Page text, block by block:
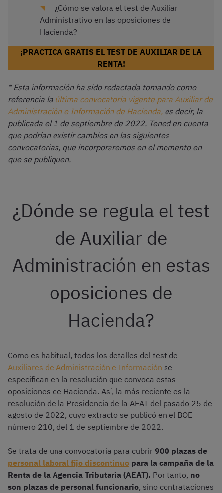
¿Cómo se valora el test de Auxiliar
Administrativo en las oposiciones de
Hacienda?
¡PRACTICA GRATIS EL TEST DE AUXILIAR DE LA
RENTA!
* Esta información ha sido redactada tomando como
referencia la última convocatoria vigente para Auxiliar de
Administración e Información de Hacienda, es decir, la
publicada el 1 de septiembre de 2022. Tened en cuenta
que podrían existir cambios en las siguientes
convocatorias, que incorporaremos en el momento en
que se publiquen.
¿Dónde se regula el test
de Auxiliar de
Administración en estas
oposiciones de
Hacienda?
Como es habitual, todos los detalles del test de
Auxiliares de Administración e Información se
especifican en la resolución que convoca estas
oposiciones de Hacienda. Así, la más reciente es la
resolución de la Presidencia de la AEAT del pasado 25 de
agosto de 2022, cuyo extracto se publicó en el BOE
número 210, del 1 de septiembre de 2022.
Se trata de una convocatoria para cubrir 900 plazas de
personal laboral fijo discontinuo para la campaña de la
Renta de la Agencia Tributaria (AEAT). Por tanto, no
son plazas de personal funcionario, sino contrataciones